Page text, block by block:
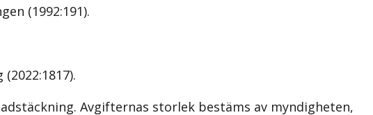
(1992:191).
Avgifternas storlek bestäms av myndigheten,